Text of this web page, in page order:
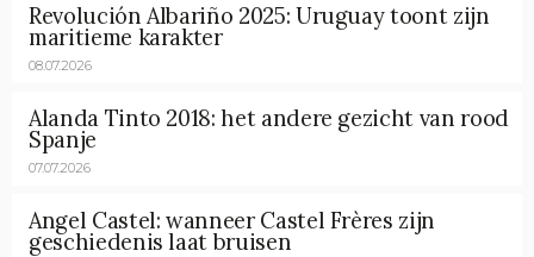
Revolución Albariño 2025: Uruguay toont zijn
maritieme karakter
08.07.2026
Alanda Tinto 2018: het andere gezicht van rood
Spanje
07.07.2026
Angel Castel: wanneer Castel Frères zijn
geschiedenis laat bruisen